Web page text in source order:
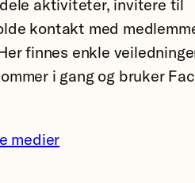
aktiviteter, invitere til
kontakt med
finnes enkle
i gang og bruker
medier